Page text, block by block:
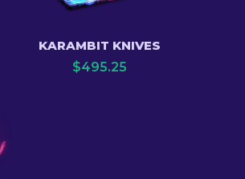
KARAMBIT KNIVES
$495.25